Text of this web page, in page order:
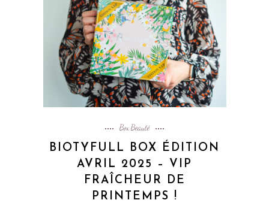
Box Beauté
BIOTYFULL BOX ÉDITION
AVRIL 2025 – VIP
FRAÎCHEUR DE
PRINTEMPS !